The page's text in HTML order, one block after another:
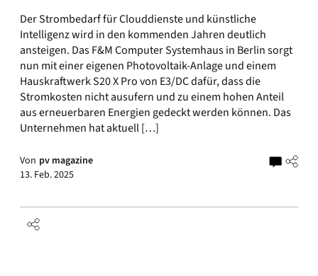
Der Strombedarf für Clouddienste und künstliche
Intelligenz wird in den kommenden Jahren deutlich
ansteigen. Das F&M Computer Systemhaus in Berlin sorgt
nun mit einer eigenen Photovoltaik-Anlage und einem
Hauskraftwerk S20 X Pro von E3/DC dafür, dass die
Stromkosten nicht ausufern und zu einem hohen Anteil
aus erneuerbaren Energien gedeckt werden können. Das
Unternehmen hat aktuell […]
Von pv magazine
13. Feb. 2025